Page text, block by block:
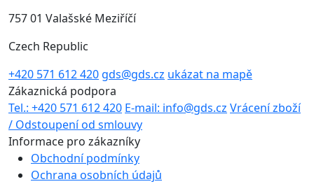
757 01 Valašské Meziříčí
Czech Republic
+420 571 612 420 gds@gds.cz ukázat na mapě
Zákaznická podpora
Tel.: +420 571 612 420 E-mail: info@gds.cz Vrácení zboží
/ Odstoupení od smlouvy
Informace pro zákazníky
Obchodní podmínky
Ochrana osobních údajů